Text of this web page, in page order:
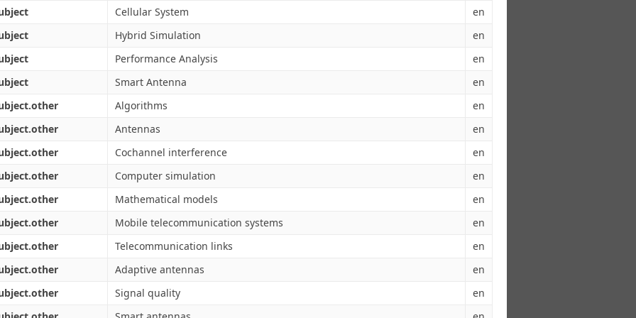
Cellular System
en
Hybrid Simulation
en
Performance Analysis
en
Smart Antenna
en
Algorithms
en
Antennas
en
Cochannel interference
en
Computer simulation
en
Mathematical models
en
Mobile telecommunication systems
en
Telecommunication links
en
Adaptive antennas
en
Signal quality
en